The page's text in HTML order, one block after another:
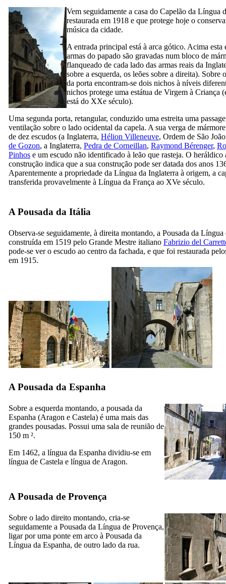
Vem seguidamente a casa do Capelão da Língua
restaurada em 1918 e que protege hoje o
música da cidade.
A entrada principal está à arca gótico. Acima esta
armas do papado são gravadas num bloco de
flanqueado de cada lado das armas reais da
sobre a esquerda, os leões sobre a direita). Sobre
da porta encontram-se dois nichos à níveis
nichos protege uma estátua de Virgem à Criança
está do XXe século).
Uma segunda porta, retangular, conduzido uma estreita uma
ventilação sobre o lado ocidental da capela. A sua verga de
de dez escudos (a Inglaterra, Hélion Villeneuve, Ordem de São
de Gozon, a Inglaterra, Pedra de Corneillan, Raymond Bérenger,
Pinhos e um escudo não identificado à leão que rasteja. O heráldico
construção indica que a sua construção pode ser datada dos anos
Aparentemente a propriedade da Língua da Inglaterra à origem, a
transferida provavelmente à Língua da França ao XVe século.
A Pousada da Itália
Observa-se seguidamente, à direita montando, a Pousada da
construída em 1519 pelo Grande Mestre italiano Fabrizio del
pode-se ver o escudo ao centro da fachada, e que foi restaurada
em 1915.
A Pousada da Espanha
Sobre a esquerda montando, a pousada da
Espanha (Aragon e Castela) é uma mais das
grandes pousadas. Possui uma sala de reunião de
150 m ².
Em 1462, a língua da Espanha dividiu-se em
língua de Castela e língua de Aragon.
A Pousada de Provença
Sobre o lado direito montando, cria-se
seguidamente a Pousada da Língua de Provença,
ligar por uma ponte em arco à Pousada da
Língua da Espanha, de outro lado da rua.